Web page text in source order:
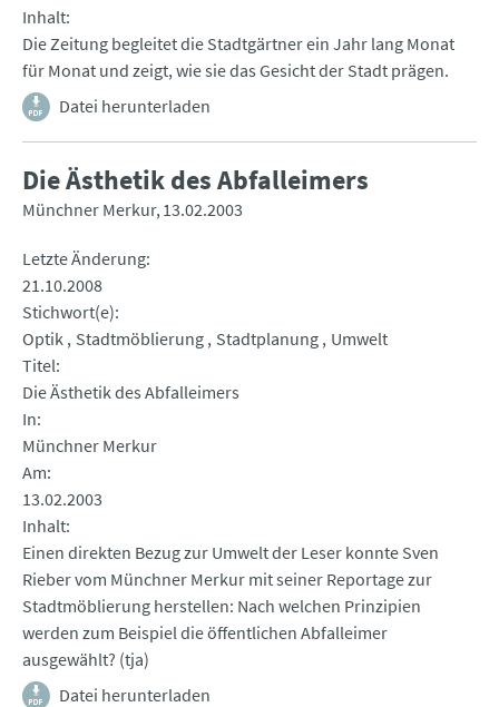
Inhalt
Die Zeitung begleitet die Stadtgärtner ein Jahr lang Monat
für Monat und zeigt, wie sie das Gesicht der Stadt prägen.
Datei herunterladen
Die Ästhetik des Abfalleimers
Münchner Merkur 13.02.2003
Letzte Änderung
21.10.2008
Stichwort(e)
Optik Stadtmöblierung Stadtplanung Umwelt
Titel
Die Ästhetik des Abfalleimers
In
Münchner Merkur
Am
13.02.2003
Inhalt
Einen direkten Bezug zur Umwelt der Leser konnte Sven
Rieber vom Münchner Merkur mit seiner Reportage zur
Stadtmöblierung herstellen: Nach welchen Prinzipien
werden zum Beispiel die öffentlichen Abfalleimer
ausgewählt? (tja)
Datei herunterladen